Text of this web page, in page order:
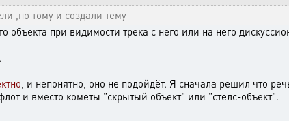
,по тому и создали тему
объекта при видимости трека с него или на него
, и непонятно, оно не подойдёт. Я сначала решил что
и вместо кометы "скрытый объект" или "стелс-объект".